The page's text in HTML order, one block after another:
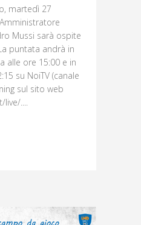
martedì 27
Mussi sarà ospite
puntata andrà in
alle ore 15:00 e in
su NoiTV (canale
sul sito web
live/....